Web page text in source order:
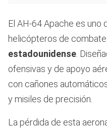
El AH-64 Apache es uno
helicópteros de
estadounidense .
ofensivas y de apoyo
con cañones
y misiles de precisión.
La pérdida de esta